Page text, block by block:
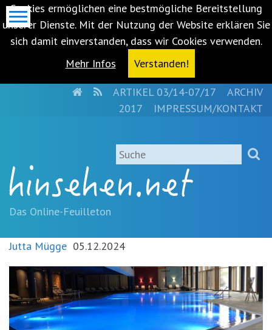
Cookies ermöglichen eine bestmögliche Bereitstellung
unserer Dienste. Mit der Nutzung der Website erklären Sie
sich damit einverstanden, dass wir Cookies verwenden.
Mehr Infos
Verstanden!
springen
(Accesskey
'1')Zur
springen
Zur
Suche
springen
(Accesskey
HOMERSSARTIKEL 03/14-07/17
ARCHIV
2017
IMPRESSUM/KONTAKT
Suche
Das Online-Feuilleton
Jutta Mügge 05.12.2024